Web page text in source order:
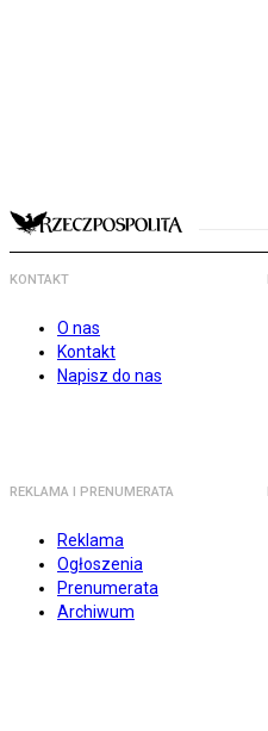
KONTAKT
O nas
Kontakt
Napisz do nas
REKLAMA I PRENUMERATA
Reklama
Ogłoszenia
Prenumerata
Archiwum